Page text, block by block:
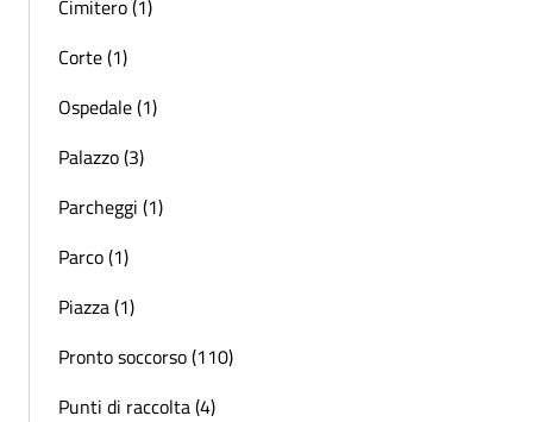
Cimitero (1)
Corte (1)
Ospedale (1)
Palazzo (3)
Parcheggi (1)
Parco (1)
Piazza (1)
Pronto soccorso (110)
Punti di raccolta (4)